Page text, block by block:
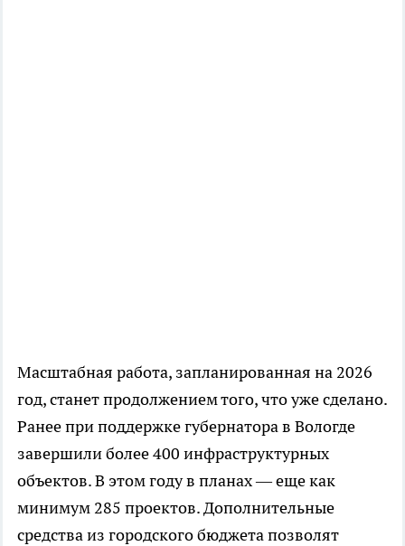
Масштабная работа, запланированная на 2026
год, станет продолжением того, что уже сделано.
Ранее при поддержке губернатора в Вологде
завершили более 400 инфраструктурных
объектов. В этом году в планах — еще как
минимум 285 проектов. Дополнительные
средства из городского бюджета позволят